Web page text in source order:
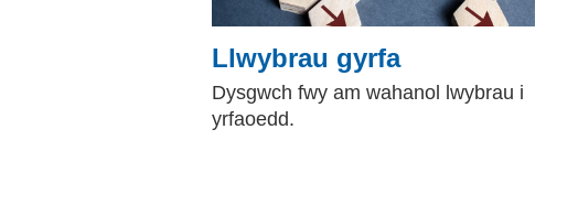
Llwybrau gyrfa
Dysgwch fwy am wahanol lwybrau i
yrfaoedd.